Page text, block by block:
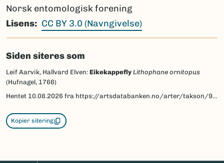
Norsk entomologisk forening
Lisens
CC BY 3.0 (Navngivelse)
Siden siteres som
Leif Aarvik, Hallvard Elven: Eikekappefly Lithophane ornitopus
(Hufnagel, 1766)
Hentet 10.08.2026 fra https://artsdatabanken.no/arter/takson/95267/beskrivelse
Kopier sitering